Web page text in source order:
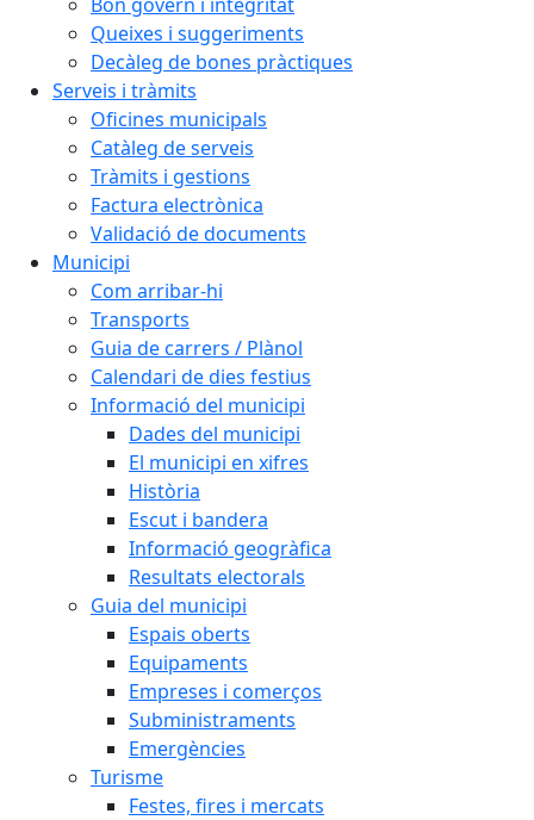
Queixes i suggeriments
Decàleg de bones pràctiques
Serveis i tràmits
Oficines municipals
Catàleg de serveis
Tràmits i gestions
Factura electrònica
Validació de documents
Municipi
Com arribar-hi
Transports
Guia de carrers / Plànol
Calendari de dies festius
Informació del municipi
Dades del municipi
El municipi en xifres
Història
Escut i bandera
Informació geogràfica
Resultats electorals
Guia del municipi
Espais oberts
Equipaments
Empreses i comerços
Subministraments
Emergències
Turisme
Festes, fires i mercats